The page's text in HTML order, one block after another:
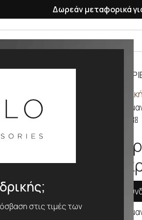
στις τιμές των
Δωρεάν μεταφορικά